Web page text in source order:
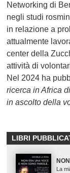
Networking di
negli studi
in relazione a
attualmente
center della
attività di
Nel 2024 ha
ricerca in Africa
in ascolto della
LIBRI
La